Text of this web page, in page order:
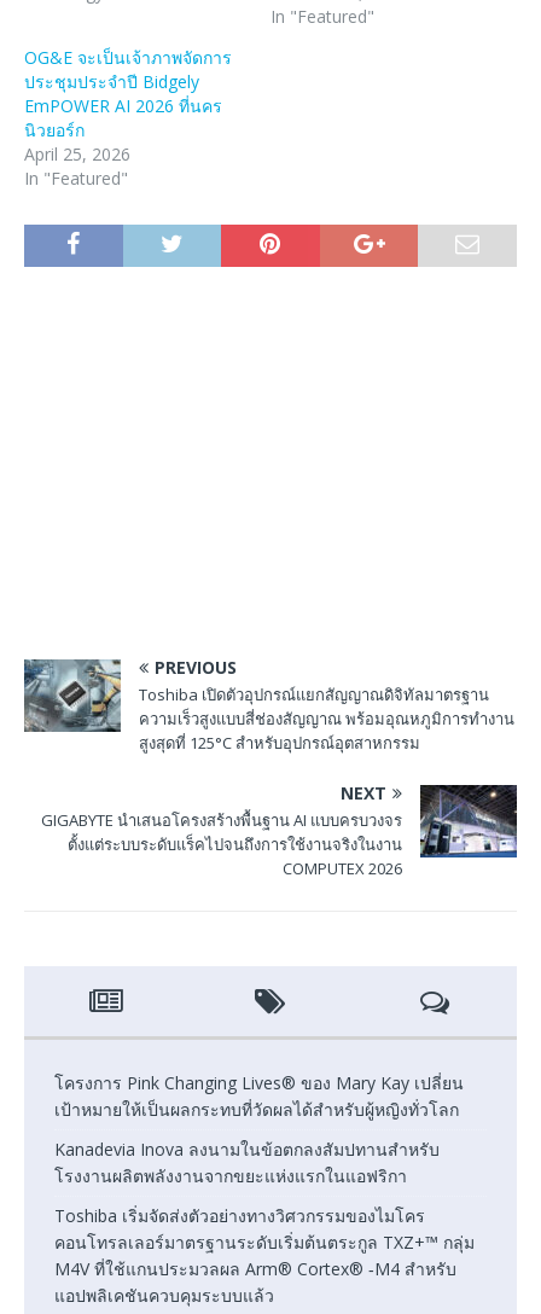
In "Featured"
OG&E จะเป็นเจ้าภาพจัดการ
ประชุมประจำปี Bidgely
EmPOWER AI 2026 ที่นคร
นิวยอร์ก
April 25, 2026
In "Featured"
PREVIOUS
Toshiba เปิดตัวอุปกรณ์แยกสัญญาณดิจิทัลมาตรฐาน
ความเร็วสูงแบบสี่ช่องสัญญาณ พร้อมอุณหภูมิการทำงาน
สูงสุดที่ 125°C สำหรับอุปกรณ์อุตสาหกรรม
NEXT
GIGABYTE นำเสนอโครงสร้างพื้นฐาน AI แบบครบวงจร
ตั้งแต่ระบบระดับแร็คไปจนถึงการใช้งานจริงในงาน
COMPUTEX 2026
โครงการ Pink Changing Lives® ของ Mary Kay เปลี่ยน
เป้าหมายให้เป็นผลกระทบที่วัดผลได้สำหรับผู้หญิงทั่วโลก
Kanadevia Inova ลงนามในข้อตกลงสัมปทานสำหรับ
โรงงานผลิตพลังงานจากขยะแห่งแรกในแอฟริกา
Toshiba เริ่มจัดส่งตัวอย่างทางวิศวกรรมของไมโคร
คอนโทรลเลอร์มาตรฐานระดับเริ่มต้นตระกูล TXZ+™ กลุ่ม
M4V ที่ใช้แกนประมวลผล Arm® Cortex® ‑M4 สำหรับ
แอปพลิเคชันควบคุมระบบแล้ว